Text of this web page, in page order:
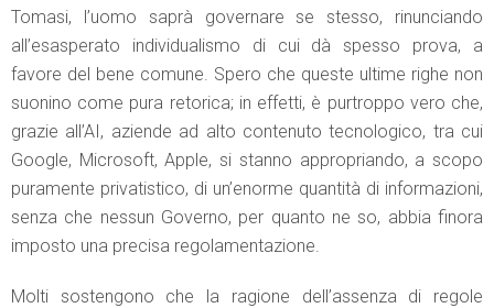
Tomasi, l’uomo saprà governare se stesso, rinunciando
all’esasperato individualismo di cui dà spesso prova, a
favore del bene comune. Spero che queste ultime righe non
suonino come pura retorica; in effetti, è purtroppo vero che,
grazie all’AI, aziende ad alto contenuto tecnologico, tra cui
Google, Microsoft, Apple, si stanno appropriando, a scopo
puramente privatistico, di un’enorme quantità di informazioni,
senza che nessun Governo, per quanto ne so, abbia finora
imposto una precisa regolamentazione.
Molti sostengono che la ragione dell’assenza di regole